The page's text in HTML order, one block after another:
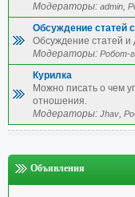
Модераторы: admin,
Обсуждение статей
Обсуждение статей и
Модераторы: Робот-
Курилка
Можно писать о чем
отношения.
Модераторы: Jhav,
Объявления